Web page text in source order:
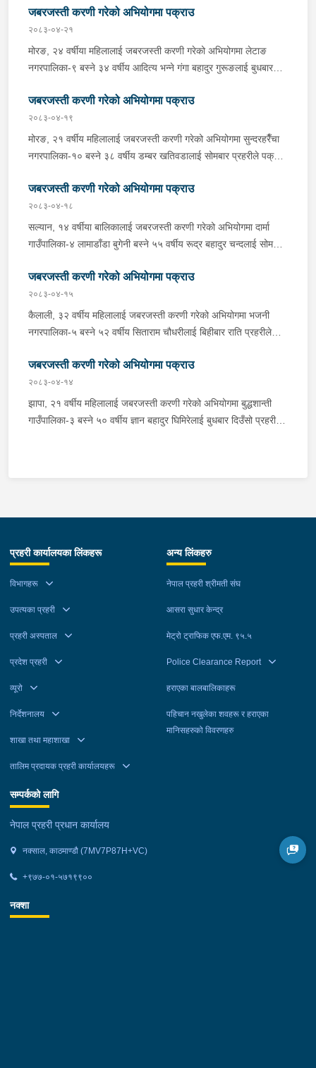
करणी गरेको भन्ने उजुरीको आधारमा प्रहरी चौकी कतर्नियाघाटबाट खटिएको
प्रहरीले उनलाई पक्राउ गरेको हो । बाँके, १८ वर्षीया किशोरीलाई जबरजस्ती
करणी गरेको अभियोगमा राप्तीसोनारी गाउँपालिका-१ भम्पा बस्ने ३८ वर्षीय
रूपलाल खुनालाई बिहीबार साँझ प्रहरीले पक्राउ गरेको छ । रूपलालले ती
कार्यालय कोहलपुरबाट खटिएको प्रहरीले उनलाई पक्राउ गरेको हो । यस
सम्बन्धमा प्रहरीले आवश्यक अनुसन्धान गरिरहेको छ ।
जबरजस्ती करणी गरेको अभियोगमा पक्राउ
२०८३-०४-२१
मोरङ, २४ वर्षीया महिलालाई जबरजस्ती करणी गरेको अभियोगमा लेटाङ
नगरपालिका-९ बस्ने ३४ वर्षीय आदित्य भन्ने गंगा बहादुर गुरूङलाई बुधबार
करणी गरेको भन्ने उजुरीको आधारमा इलाका प्रहरी कार्यालय लेटाङबाट
खटिएको प्रहरीले उनलाई पक्राउ गरेको हो । यस सम्बन्धमा प्रहरीले
आवश्यक अनुसन्धान गरिरहेको छ ।
जबरजस्ती करणी गरेको अभियोगमा पक्राउ
२०८३-०४-१९
मोरङ, २१ वर्षीय महिलालाई जबरजस्ती करणी गरेको अभियोगमा सुन्दरहरैँचा
नगरपालिका-१० बस्ने ३८ वर्षीय डम्बर खतिवडालाई सोमबार प्रहरीले पक्राउ
आधारमा इलाका प्रहरी कार्यालय बेलबारीबाट खटिएको प्रहरीले उनलाई
पक्राउ गरेको हो । साथै प्रहरीले उक्त घटनामा संलग्न अन्य २ जनालाई
नियन्त्रणमा लिएको छ । यस सम्बन्धमा प्रहरीले आवश्यक अनुसन्धान
गरिरहेको छ ।
जबरजस्ती करणी गरेको अभियोगमा पक्राउ
२०८३-०४-१८
सल्यान, १४ वर्षीया बालिकालाई जबरजस्ती करणी गरेको अभियोगमा दार्मा
गाउँपालिका-४ लामाडाँडा बुगेनी बस्ने ५५ वर्षीय रूद्र बहादुर चन्दलाई सोमबार
गरेको भन्ने उजुरीको आधारमा इलाका प्रहरी कार्यालय दार्माबाट खटिएको
प्रहरीले उनलाई पक्राउ गरेको हो । यस सम्बन्धमा प्रहरीले आवश्यक
अनुसन्धान गरिरहेको छ ।
जबरजस्ती करणी गरेको अभियोगमा पक्राउ
२०८३-०४-१५
कैलाली, ३२ वर्षीय महिलालाई जबरजस्ती करणी गरेको अभियोगमा भजनी
नगरपालिका-५ बस्ने ५२ वर्षीय सिताराम चौधरीलाई बिहीबार राति प्रहरीले
उजुरीको आधारमा इलाका प्रहरी कार्यालय भजनीबाट खटिएको प्रहरीले
उनलाई पक्राउ गरेको हो । यस सम्बन्धमा प्रहरीले आवश्‍यक अनुसन्धान
गरिरहेको छ ।
जबरजस्ती करणी गरेको अभियोगमा पक्राउ
२०८३-०४-१४
झापा, २१ वर्षीय महिलालाई जबरजस्ती करणी गरेको अभियोगमा बुद्धशान्ती
गाउँपालिका-३ बस्ने ५० वर्षीय ज्ञान बहादुर घिमिरेलाई बुधबार दिउँसो प्रहरीले
प्रहरी कार्यालयका लिंकहरू
विभागहरू
उपत्यका प्रहरी
प्रहरी अस्पताल
प्रदेश प्रहरी
व्यूरो
निर्देशनालय
शाखा तथा महाशाखा
तालिम प्रदायक प्रहरी कार्यालयहरू
अन्य लिंकहरु
नेपाल प्रहरी श्रीमती संघ
आसरा सुधार केन्द्र
मेट्रो ट्राफिक एफ.एम. ९५.५
Police Clearance Report
हराएका बालबालिकाहरू
पहिचान नखुलेका शवहरू र हराएका
मानिसहरुको विवरणहरु
सम्पर्कको लागि
नेपाल प्रहरी प्रधान कार्यालय
नक्साल, काठमाण्डौ (7MV7P87H+VC)
+९७७-०१-५७१९९००
नक्शा